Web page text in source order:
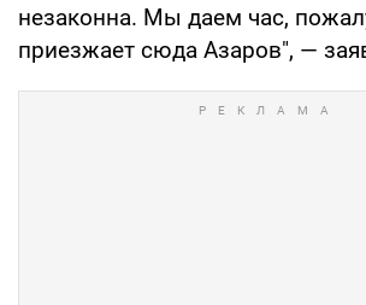
незаконна. Мы даем час,
приезжает сюда Азаров", —